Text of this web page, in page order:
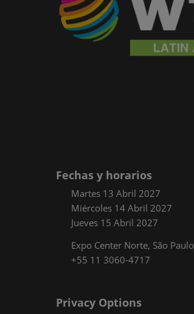
Fechas y horarios
Martes 13 Abril 2027
Miércoles 14 Abril 2027
Jueves 15 Abril 2027
Expo Center Norte, São Paulo
+55 11 3060-4717
Privacy Options